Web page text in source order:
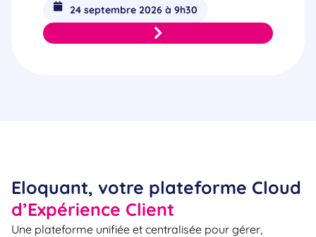
24 septembre 2026 à 9h30
Eloquant, votre plateforme Cloud
d’Expérience Client
Une plateforme unifiée et centralisée pour gérer,